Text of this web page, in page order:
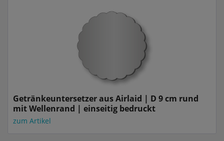
Getränkeuntersetzer aus Airlaid | D 9 cm rund
mit Wellenrand | einseitig bedruckt
zum Artikel